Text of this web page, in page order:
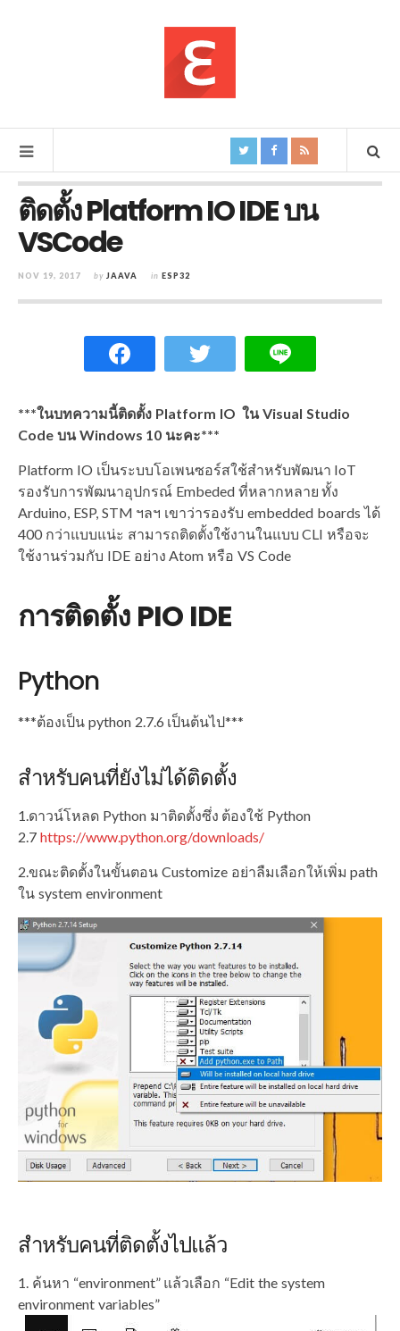
ติดตั้ง Platform IO IDE บน
VSCode
NOV 19, 2017 by JAAVA in ESP32
***ในบทความนี้ติดตั้ง Platform IO ใน Visual Studio
Code บน Windows 10 นะคะ***
Platform IO เป็นระบบโอเพนซอร์สใช้สำหรับพัฒนา IoT
รองรับการพัฒนาอุปกรณ์ Embeded ที่หลากหลาย ทั้ง
Arduino, ESP, STM ฯลฯ เขาว่ารองรับ embedded boards ได้
400 กว่าแบบแน่ะ สามารถติดตั้งใช้งานในแบบ CLI หรือจะ
ใช้งานร่วมกับ IDE อย่าง Atom หรือ VS Code
การติดตั้ง PIO IDE
Python
***ต้องเป็น python 2.7.6 เป็นต้นไป***
สำหรับคนที่ยังไม่ได้ติดตั้ง
1.ดาวน์โหลด Python มาติดตั้งซึ่ง ต้องใช้ Python
2.7 https://www.python.org/downloads/
2.ขณะติดตั้งในขั้นตอน Customize อย่าลืมเลือกให้เพิ่ม path
ใน system environment
สำหรับคนที่ติดตั้งไปแล้ว
ค้นหา “environment” แล้วเลือก “Edit the system
environment variables”